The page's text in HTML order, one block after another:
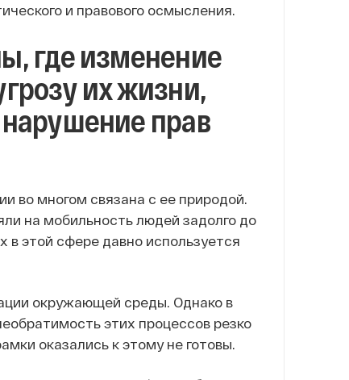
и правового осмысления.
где изменение
их жизни,
прав
во многом связана с ее природой.
на мобильность людей задолго до
в этой сфере давно используется
окружающей среды. Однако в
этих процессов резко
оказались к этому не готовы.